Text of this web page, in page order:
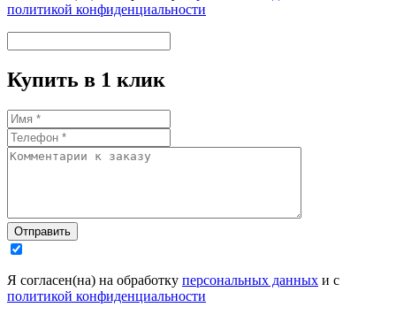
политикой конфиденциальности
Купить в 1 клик
Отправить
Я согласен(на) на обработку персональных данных и с
политикой конфиденциальности